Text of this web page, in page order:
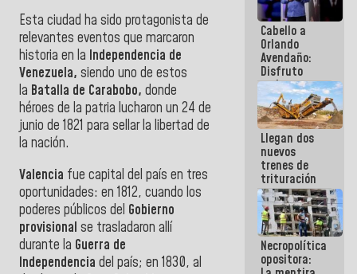
Esta ciudad ha sido protagonista de
relevantes eventos que marcaron
historia en la Independencia de
Venezuela, siendo uno de estos
la Batalla de Carabobo, donde
héroes de la patria lucharon un 24 de
junio de 1821 para sellar la libertad de
la nación.
Valencia fue capital del país en tres
oportunidades: en 1812, cuando los
poderes públicos del Gobierno
provisional se trasladaron allí
durante la Guerra de
Independencia del país; en 1830, al
Cabello a
Orlando
Avendaño:
Disfruto
cada vez
que escribes
porque lo
que haces
es
embarrarla
Llegan dos
nuevos
trenes de
trituración
para
optimizar
manejo de
escombros
en La Guaira
Necropolítica
opositora: